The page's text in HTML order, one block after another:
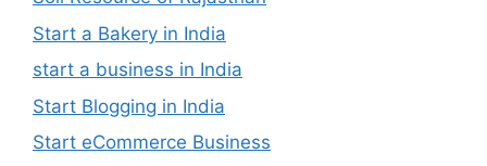
Start a Bakery in India
start a business in India
Start Blogging in India
Start eCommerce Business